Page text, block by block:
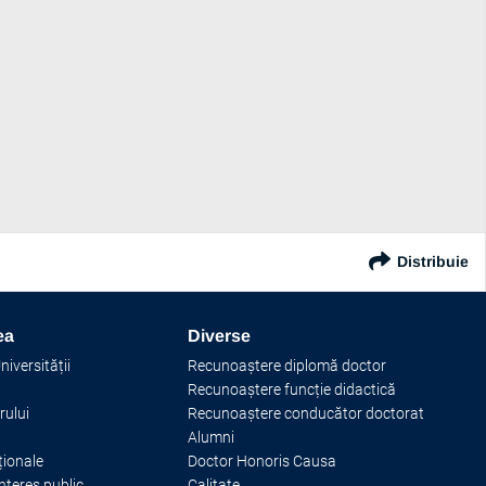
Distribuie
Diverse
Recunoaștere diplomă doctor
Recunoaștere funcție didactică
Recunoaștere conducător doctorat
Alumni
Doctor Honoris Causa